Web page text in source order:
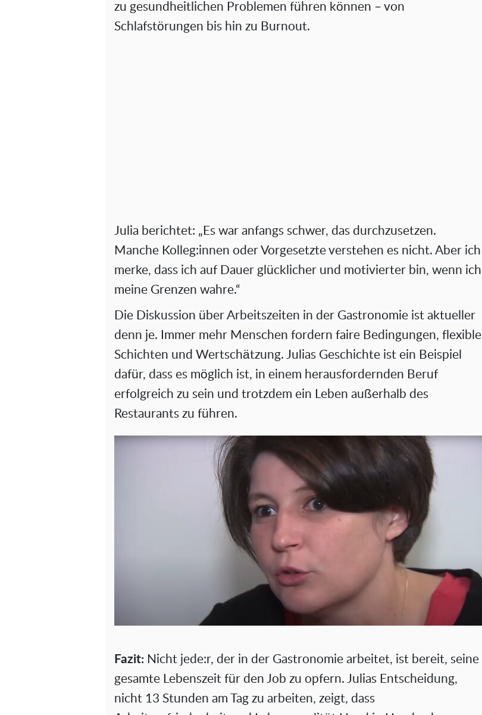
zu gesundheitlichen Problemen führen können – von
Schlafstörungen bis hin zu Burnout.
Julia berichtet: „Es war anfangs schwer, das durchzusetzen.
Manche Kolleg:innen oder Vorgesetzte verstehen es nicht. Aber ich
merke, dass ich auf Dauer glücklicher und motivierter bin, wenn ich
meine Grenzen wahre.“
Die Diskussion über Arbeitszeiten in der Gastronomie ist aktueller
denn je. Immer mehr Menschen fordern faire Bedingungen, flexible
Schichten und Wertschätzung. Julias Geschichte ist ein Beispiel
dafür, dass es möglich ist, in einem herausfordernden Beruf
erfolgreich zu sein und trotzdem ein Leben außerhalb des
Restaurants zu führen.
Fazit: Nicht jede:r, der in der Gastronomie arbeitet, ist bereit, seine
gesamte Lebenszeit für den Job zu opfern. Julias Entscheidung,
nicht 13 Stunden am Tag zu arbeiten, zeigt, dass